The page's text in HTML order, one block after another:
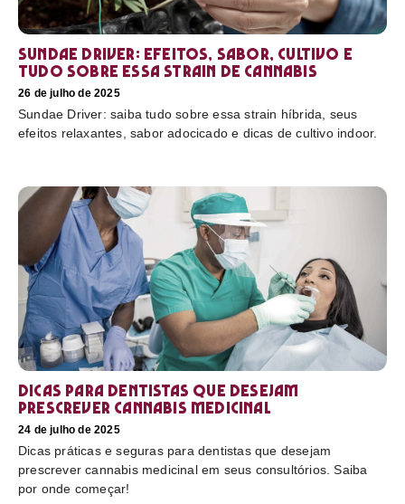
Sundae Driver: efeitos, sabor, cultivo e
tudo sobre essa strain de cannabis
26 de julho de 2025
Sundae Driver: saiba tudo sobre essa strain híbrida, seus
efeitos relaxantes, sabor adocicado e dicas de cultivo indoor.
Dicas para dentistas que desejam
prescrever cannabis medicinal
24 de julho de 2025
Dicas práticas e seguras para dentistas que desejam
prescrever cannabis medicinal em seus consultórios. Saiba
por onde começar!